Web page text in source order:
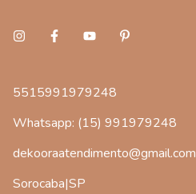
5515991979248
Whatsapp: (15) 991979248
dekooraatendimento@gmail.com
Sorocaba|SP